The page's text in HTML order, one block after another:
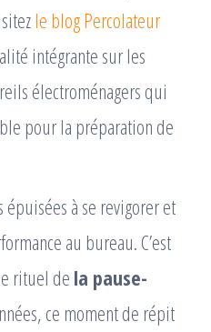
le blog Percolateur
intégrante sur les
électroménagers qui
pour la préparation de
épuisées à se revigorer et
au bureau. C’est
rituel de la pause-
ce moment de répit